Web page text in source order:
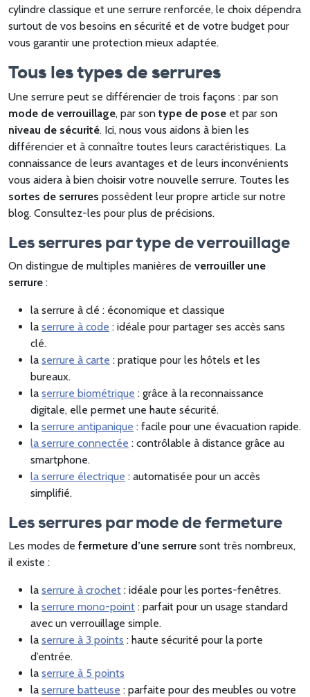
cylindre classique et une serrure renforcée, le choix dépendra
surtout de vos besoins en sécurité et de votre budget pour
vous garantir une protection mieux adaptée.
Tous les types de serrures
Une serrure peut se différencier de trois façons : par son
mode de verrouillage, par son type de pose et par son
niveau de sécurité. Ici, nous vous aidons à bien les
différencier et à connaître toutes leurs caractéristiques. La
connaissance de leurs avantages et de leurs inconvénients
vous aidera à bien choisir votre nouvelle serrure. Toutes les
sortes de serrures possèdent leur propre article sur notre
blog. Consultez-les pour plus de précisions.
Les serrures par type de verrouillage
On distingue de multiples manières de verrouiller une
serrure :
la serrure à clé : économique et classique
la serrure à code : idéale pour partager ses accès sans
clé.
la serrure à carte : pratique pour les hôtels et les
bureaux.
la serrure biométrique : grâce à la reconnaissance
digitale, elle permet une haute sécurité.
la serrure antipanique : facile pour une évacuation rapide.
la serrure connectée : contrôlable à distance grâce au
smartphone.
la serrure électrique : automatisée pour un accès
simplifié.
Les serrures par mode de fermeture
Les modes de fermeture d’une serrure sont très nombreux,
il existe :
la serrure à crochet : idéale pour les portes-fenêtres.
la serrure mono-point : parfait pour un usage standard
avec un verrouillage simple.
la serrure à 3 points : haute sécurité pour la porte
d’entrée.
la serrure à 5 points
la serrure batteuse : parfaite pour des meubles ou votre